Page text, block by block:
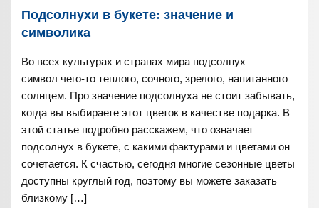
Подсолнухи в букете: значение и
символика
Во всех культурах и странах мира подсолнух —
символ чего-то теплого, сочного, зрелого, напитанного
солнцем. Про значение подсолнуха не стоит забывать,
когда вы выбираете этот цветок в качестве подарка. В
этой статье подробно расскажем, что означает
подсолнух в букете, с какими фактурами и цветами он
сочетается. К счастью, сегодня многие сезонные цветы
доступны круглый год, поэтому вы можете заказать
близкому […]